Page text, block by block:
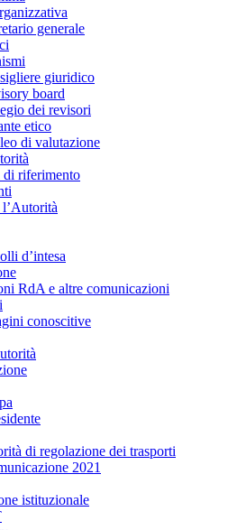
generale
giuridico
board
dei revisori
etico
di valutazione
riferimento
d’intesa
RdA e altre comunicazioni
conoscitive
di regolazione dei trasporti
2021
istituzionale